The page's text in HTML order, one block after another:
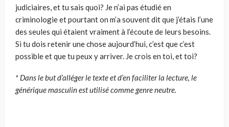
judiciaires, et tu sais quoi? Je n’ai pas étudié en
criminologie et pourtant on m’a souvent dit que j’étais l’une
des seules qui étaient vraiment à l’écoute de leurs besoins.
Si tu dois retenir une chose aujourd’hui, c’est que c’est
possible et que tu peux y arriver. Je crois en toi, et toi?
* Dans le but d’alléger le texte et d’en faciliter la lecture, le
générique masculin est utilisé comme genre neutre.